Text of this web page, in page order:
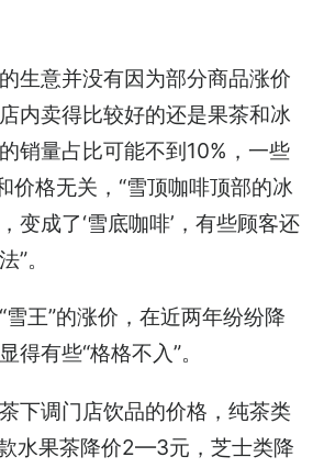
生意并没有因为部分商品涨价
内卖得比较好的还是果茶和冰
销量占比可能不到10%，一些
价格无关，“雪顶咖啡顶部的冰
变成了‘雪底咖啡’，有些顾客还
”。
王”的涨价，在近两年纷纷降
得有些“格格不入”。
下调门店饮品的价格，纯茶类
水果茶降价2—3元，芝士类降